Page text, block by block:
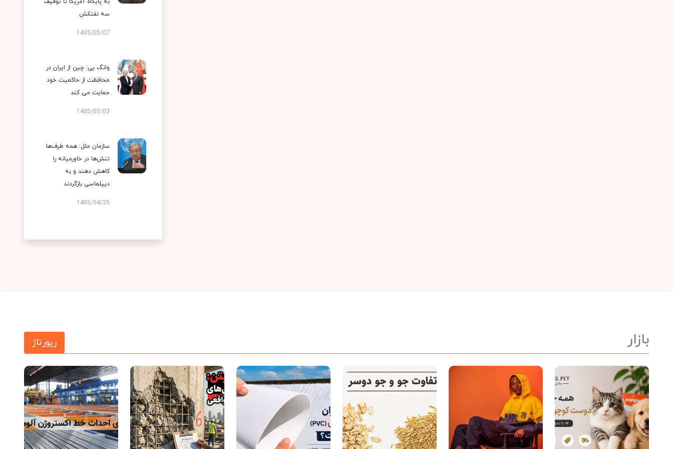
سه نفتکش
1405/05/07
وانگ یی: چین از ایران در
محافظت از حاکمیت خود
حمایت می کند
1405/05/03
سازمان ملل: همه طرف‌ها
تنش‌ها در خاورمیانه را
کاهش دهند و به
دیپلماسی بازگردند
1405/04/25
بازار رپورتاژ